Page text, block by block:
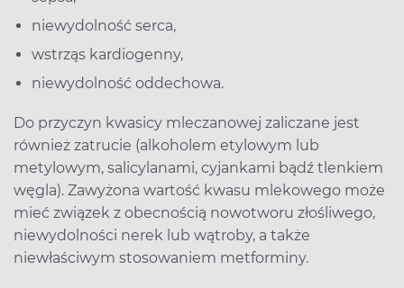
niewydolność serca,
wstrząs kardiogenny,
niewydolność oddechowa.
Do przyczyn kwasicy mleczanowej zaliczane jest
również zatrucie (alkoholem etylowym lub
metylowym, salicylanami, cyjankami bądź tlenkiem
węgla). Zawyżona wartość kwasu mlekowego może
mieć związek z obecnością nowotworu złośliwego,
niewydolności nerek lub wątroby, a także
niewłaściwym stosowaniem metforminy.